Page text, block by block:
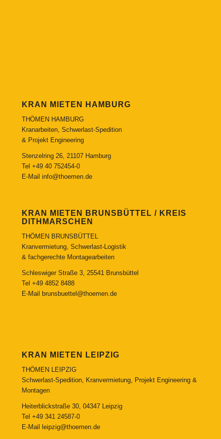
KRAN MIETEN HAMBURG
THÖMEN HAMBURG
Kranarbeiten, Schwerlast-Spedition
& Projekt Engineering
Stenzelring 26, 21107 Hamburg
Tel +49 40 752454-0
E-Mail info@thoemen.de
KRAN MIETEN BRUNSBÜTTEL / KREIS
DITHMARSCHEN
THÖMEN BRUNSBÜTTEL
Kranvermietung, Schwerlast-Logistik
& fachgerechte Montagearbeiten
Schleswiger Straße 3, 25541 Brunsbüttel
Tel +49 4852 8488
E-Mail
brunsbuettel@thoemen.de
KRAN MIETEN LEIPZIG
THÖMEN LEIPZIG
Schwerlast-Spedition, Kranvermietung, Projekt Engineering &
Montagen
Heiterblickstraße 30, 04347 Leipzig
Tel +49 341 24587-0
E-Mail
leipzig@thoemen.de